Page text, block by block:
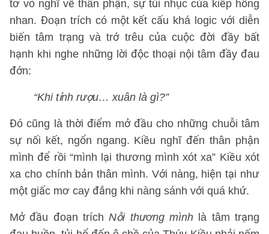
tơ vò nghĩ về thân phận, sự tủi nhục của kiếp hồng
nhan. Đoạn trích có một kết cấu khá logic với diễn
biến tâm trạng và trớ trêu của cuộc đời đầy bất
hạnh khi nghe những lời độc thoại nội tâm đầy đau
đớn:
“Khi tỉnh rượu… xuân là gì?”
Đó cũng là thời điểm mở đầu cho những chuỗi tâm
sự nối kết, ngổn ngang. Kiều nghĩ đến thân phận
mình để rồi “mình lại thương mình xót xa” Kiều xót
xa cho chính bản thân mình. Với nàng, hiện tại như
một giấc mơ cay đắng khi nàng sánh với quá khứ.
Mở đầu đoạn tríchNỗi thương mình là tâm trạng